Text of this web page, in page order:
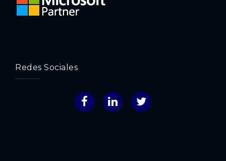
Redes Sociales
FacebookLinkedInTwitter